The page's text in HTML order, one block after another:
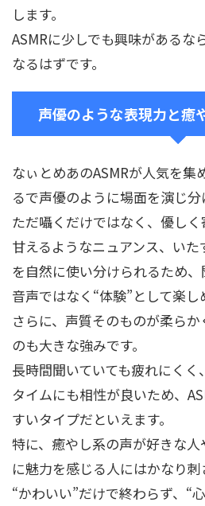
します。
ASMRに少しでも興味があるな
なるはずです。
声優のような表現力と癒
なぃとめあのASMRが人気を集
るで声優のように場面を演じ分
ただ囁くだけではなく、優し
甘えるようなニュアンス、い
を自然に使い分けられるため
音声ではなく“体験”として楽し
さらに、声質そのものが柔ら
のも大きな強みです。
長時間聞いていても疲れにく
タイムにも相性が良いため、
すいタイプだといえます。
特に、癒やし系の声が好きな
に魅力を感じる人にはかなり刺
“かわいい”だけで終わらず、“